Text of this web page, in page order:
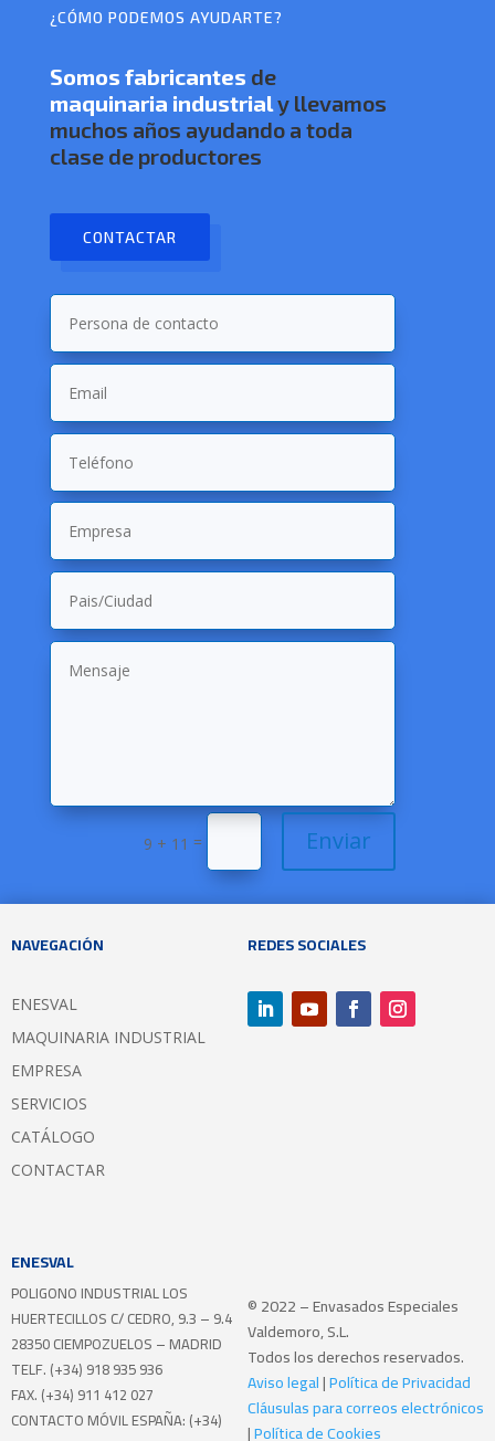
¿CÓMO PODEMOS AYUDARTE?
Somos fabricantes de
maquinaria industrialy llevamos
muchos años ayudando a toda
clase de productores
CONTACTAR
9 + 11 = Enviar
NAVEGACIÓN
ENESVAL
MAQUINARIA INDUSTRIAL
EMPRESA
SERVICIOS
CATÁLOGO
CONTACTAR
REDES SOCIALES
ENESVAL
POLIGONO INDUSTRIAL LOS
HUERTECILLOS C/ CEDRO, 9.3 – 9.4
28350 CIEMPOZUELOS – MADRID
TELF. (+34) 918 935 936
FAX. (+34) 911 412 027
CONTACTO MÓVIL ESPAÑA: (+34)
© 2022 – Envasados Especiales
Valdemoro, S.L.
Todos los derechos reservados.
Aviso legal|Política de Privacidad
Cláusulas para correos electrónicos
|Política de Cookies